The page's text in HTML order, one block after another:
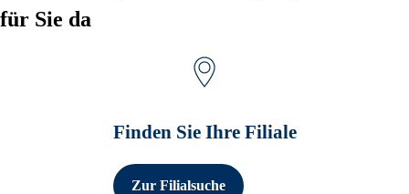
für Sie da
Finden Sie Ihre Filiale
Zur Filialsuche